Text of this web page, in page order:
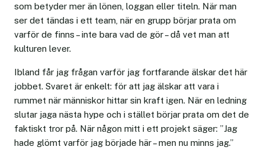
som betyder mer än lönen, loggan eller titeln. När man
ser det tändas i ett team, när en grupp börjar prata om
varför de finns – inte bara vad de gör – då vet man att
kulturen lever.
Ibland får jag frågan varför jag fortfarande älskar det här
jobbet. Svaret är enkelt: för att jag älskar att vara i
rummet när människor hittar sin kraft igen. När en ledning
slutar jaga nästa hype och i stället börjar prata om det de
faktiskt tror på. När någon mitt i ett projekt säger: ”Jag
hade glömt varför jag började här – men nu minns jag.”